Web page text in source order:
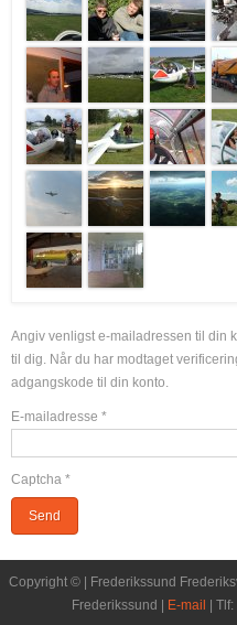
Angiv venligst e-mailadressen til din
til dig. Når du har modtaget
adgangskode til din konto.
E-mailadresse *
Captcha *
Send
Copyright © | Frederikssund
Frederikssund |
E-mail |